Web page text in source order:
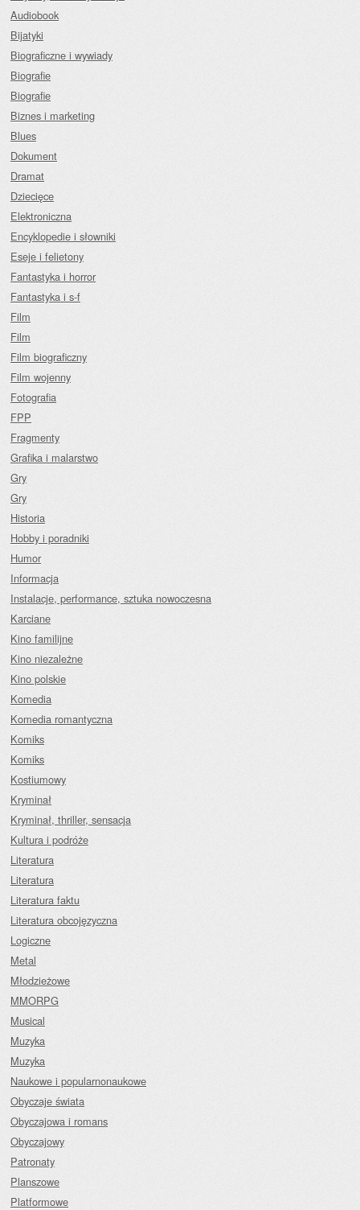
Audiobook
Bijatyki
Biograficzne i wywiady
Biografie
Biografie
Biznes i marketing
Blues
Dokument
Dramat
Dziecięce
Elektroniczna
Encyklopedie i słowniki
Eseje i felietony
Fantastyka i horror
Fantastyka i s-f
Film
Film
Film biograficzny
Film wojenny
Fotografia
FPP
Fragmenty
Grafika i malarstwo
Gry
Gry
Historia
Hobby i poradniki
Humor
Informacja
Instalacje, performance, sztuka nowoczesna
Karciane
Kino familijne
Kino niezależne
Kino polskie
Komedia
Komedia romantyczna
Komiks
Komiks
Kostiumowy
Kryminał
Kryminał, thriller, sensacja
Kultura i podróże
Literatura
Literatura
Literatura faktu
Literatura obcojęzyczna
Logiczne
Metal
Młodzieżowe
MMORPG
Musical
Muzyka
Muzyka
Naukowe i popularnonaukowe
Obyczaje świata
Obyczajowa i romans
Obyczajowy
Patronaty
Planszowe
Platformowe